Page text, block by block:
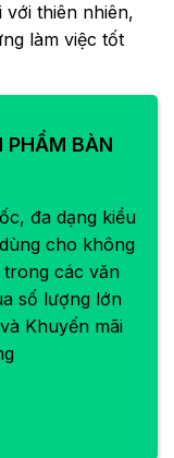
với thiên nhiên,
làm việc tốt
PHẨM BÀN
đa dạng kiểu
cho không
các văn
số lượng lớn
Khuyến mãi